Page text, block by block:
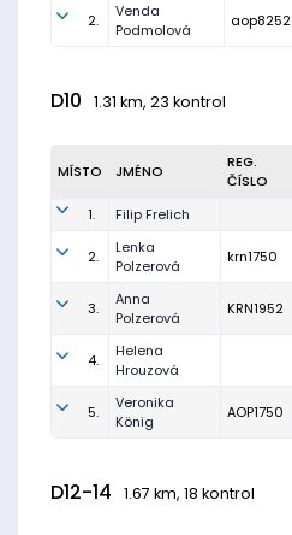
2.
Venda
Podmolová
aop8252
D10 1.31 km, 23 kontrol
MÍSTO JMÉNO
REG.
ČÍSLO
1. Filip Frelich
2.
Lenka
Polzerová
krn1750
3.
Anna
Polzerová
KRN1952
4.
Helena
Hrouzová
5.
Veronika
König
AOP1750
D12-14 1.67 km, 18 kontrol